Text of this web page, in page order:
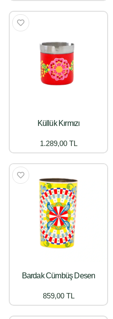
Küllük Kırmızı
1.289,00 TL
Bardak Cümbüş Desen
859,00 TL